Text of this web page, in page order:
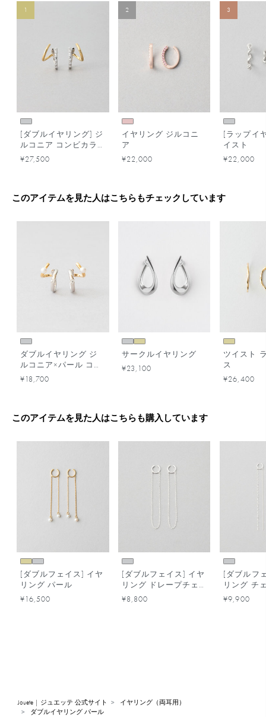
1
[ダブルイヤリング] ジ
ルコニア コンビカラ
ー
¥27,500
2
イヤリング ジルコニ
ア
¥22,000
3
[ラップイ
イスト
¥22,000
このアイテムを見た人はこちらもチェックしています
ダブルイヤリング ジ
ルコニア×パール コン
ビカラー
¥18,700
サークルイヤリング
¥23,100
ツイスト
ス
¥26,400
このアイテムを見た人はこちらも購入しています
[ダブルフェイス] イヤ
リング パール
¥16,500
[ダブルフェイス] イヤ
リング ドレープチェ
ーン
¥8,800
[ダブルフ
リング チ
¥9,900
Jouete | ジュエッテ 公式サイト
イヤリング（両耳用）
ダブルイヤリング パール